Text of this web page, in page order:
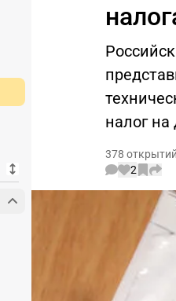
налог на
378 открытий
2